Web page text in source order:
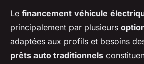
Le financement véhicule
principalement par plusieurs
adaptées aux profils et besoins
prêts auto traditionnels